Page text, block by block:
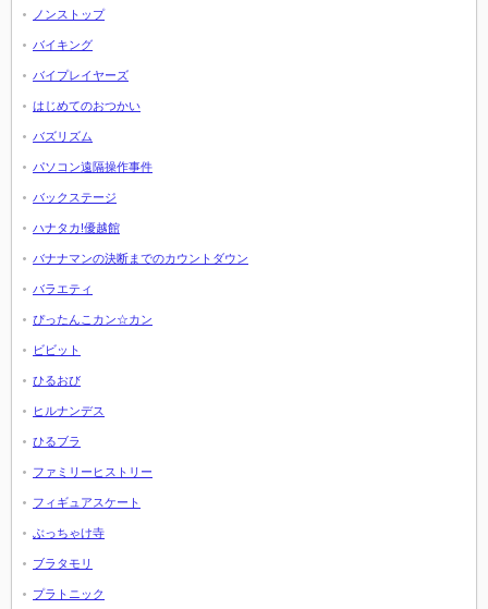
ノンストップ
バイキング
バイプレイヤーズ
はじめてのおつかい
バズリズム
パソコン遠隔操作事件
バックステージ
ハナタカ!優越館
バナナマンの決断までのカウントダウン
バラエティ
ぴったんこカン☆カン
ビビット
ひるおび
ヒルナンデス
ひるブラ
ファミリーヒストリー
フィギュアスケート
ぶっちゃけ寺
ブラタモリ
プラトニック